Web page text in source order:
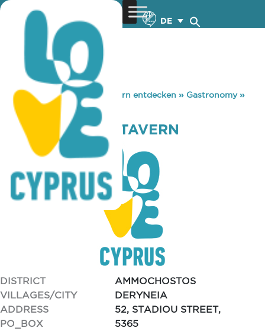
DE
You are here: Home »Zypern entdecken » Gastronomy»
TO LIODENDRO TAVERN
TO LIODENDRO TAVERN
DISTRICT
AMMOCHOSTOS
VILLAGES/CITY
DERYNEIA
ADDRESS
52, STADIOU STREET,
PO_BOX
5365